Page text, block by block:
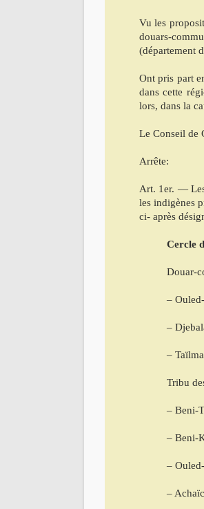
Vu les
douars-
(département
Ont pris part
dans cette
lors, dans la
Le Conseil de
Arrête:
Art. 1er. — Les
les indigènes
ci- après
Cercle
Douar-
–
–
–
Tribu
– Beni-
– Beni-
–
–